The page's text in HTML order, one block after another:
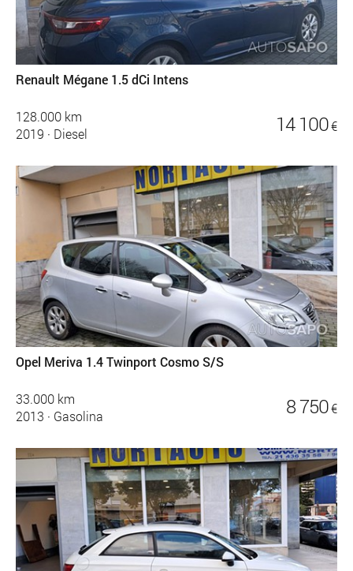
Renault Mégane 1.5 dCi Intens
128.000 km
2019 · Diesel 14 100 €
Opel Meriva 1.4 Twinport Cosmo S/S
33.000 km
2013 · Gasolina 8 750 €